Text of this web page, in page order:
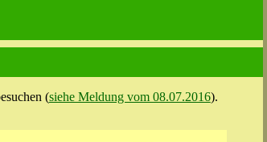
(siehe Meldung vom 08.07.2016).